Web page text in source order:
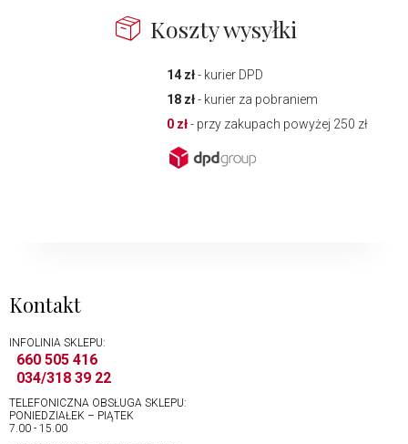
Koszty wysyłki
14 zł- kurier DPD
18 zł- kurier za pobraniem
0 zł- przy zakupach powyżej 250 zł
Kontakt
INFOLINIA SKLEPU:
660 505 416
034/318 39 22
TELEFONICZNA OBSŁUGA SKLEPU:
PONIEDZIAŁEK – PIĄTEK
7.00 - 15.00